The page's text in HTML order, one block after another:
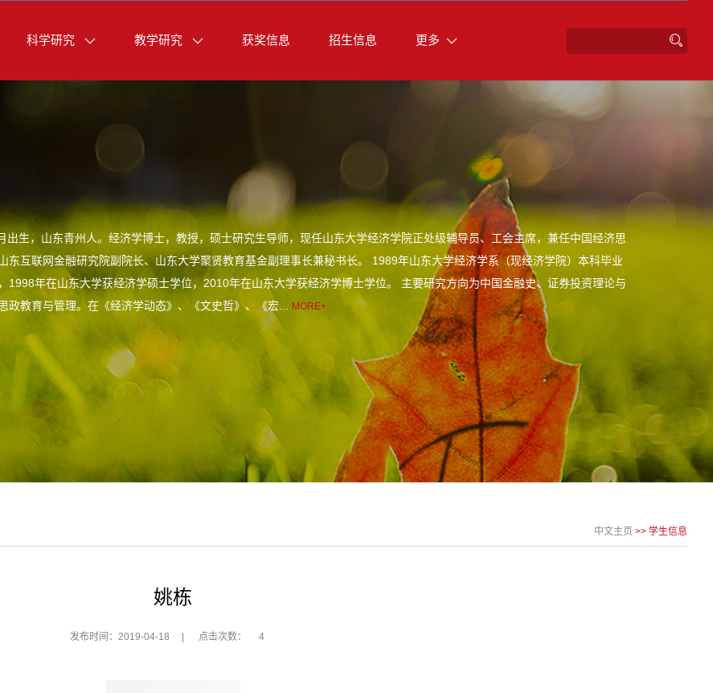
科学研究 教学研究 获奖信息 招生信息 更多
出生，山东青州人。经济学博士，教授，硕士研究生导师，现任山东大学经济学院正处级辅导员、工会主席，兼任中国经济思
东互联网金融研究院副院长、山东大学聚贤教育基金副理事长兼秘书长。 1989年山东大学经济学系（现经济学院）本科毕业
1998年在山东大学获经济学硕士学位，2010年在山东大学获经济学博士学位。 主要研究方向为中国金融史、证券投资理论与
政教育与管理。在《经济学动态》、《文史哲》、《宏...
MORE+
中文主页 >> 学生信息
姚栋
发布时间：2019-04-18 点击次数： 4